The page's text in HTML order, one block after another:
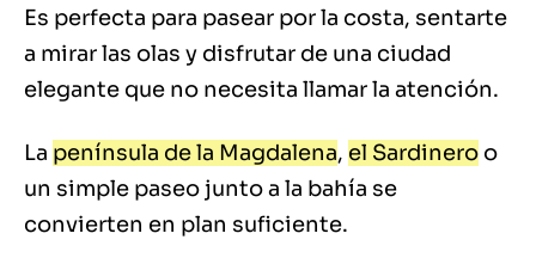
Es perfecta para pasear por la costa, sentarte
a mirar las olas y disfrutar de una ciudad
elegante que no necesita llamar la atención.
La península de la Magdalena, el Sardinero o
un simple paseo junto a la bahía se
convierten en plan suficiente.